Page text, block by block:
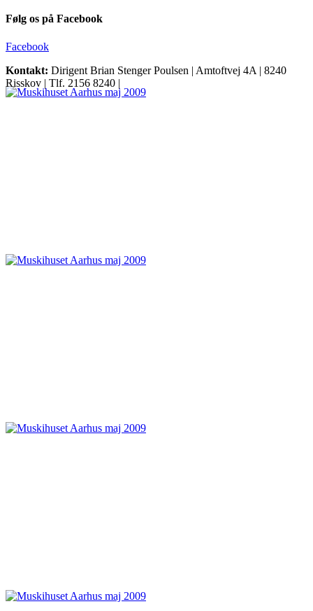
Følg os på Facebook
Facebook
Kontakt: Dirigent Brian Stenger Poulsen | Amtoftvej 4A | 8240
Risskov | Tlf. 2156 8240 |